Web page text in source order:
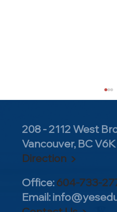
2026 BCCO加拿大初
208 - 2112 West
Vancouver, BC
Direction ▶
Office:604-733-
Email: